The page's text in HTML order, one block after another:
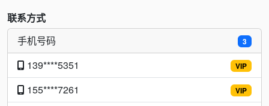
联系方式
3
手机号码
VIP
139****5351
VIP
155****7261